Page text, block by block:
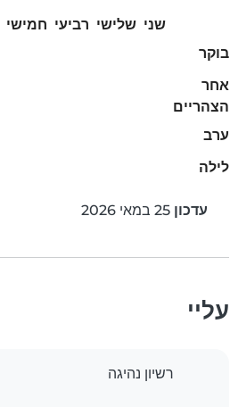
שני שלישי רביעי חמישי
בוקר
אחר
הצהריים
ערב
לילה
עדכון
עליי
רשיון נהיגה